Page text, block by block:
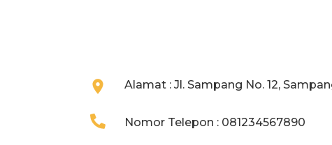
Alamat : Jl. Sampang No. 12,
Nomor Telepon : 081234567890